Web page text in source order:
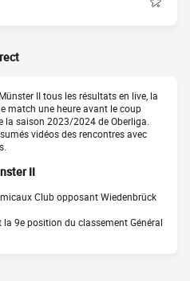
II tous les résultats en live, la
match une heure avant le coup
la saison 2023/2024 de Oberliga.
vidéos des rencontres avec
II
Club opposant Wiedenbrück
9e position du classement Général